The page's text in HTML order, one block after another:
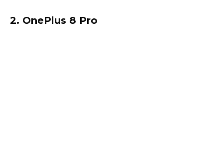
2. OnePlus 8 Pro